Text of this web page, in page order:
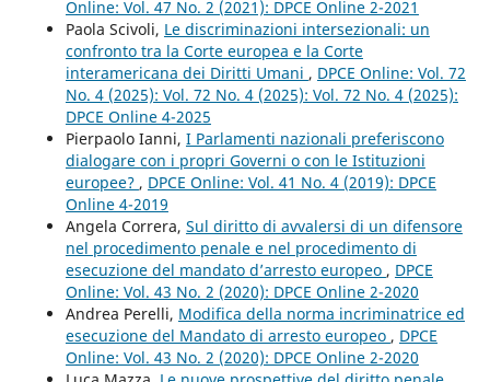
Online: Vol. 47 No. 2 (2021): DPCE Online 2-2021
Paola Scivoli, Le discriminazioni intersezionali: un
confronto tra la Corte europea e la Corte
interamericana dei Diritti Umani , DPCE Online: Vol. 72
No. 4 (2025): Vol. 72 No. 4 (2025): Vol. 72 No. 4 (2025):
DPCE Online 4-2025
Pierpaolo Ianni, I Parlamenti nazionali preferiscono
dialogare con i propri Governi o con le Istituzioni
europee? , DPCE Online: Vol. 41 No. 4 (2019): DPCE
Online 4-2019
Angela Correra, Sul diritto di avvalersi di un difensore
nel procedimento penale e nel procedimento di
esecuzione del mandato d’arresto europeo , DPCE
Online: Vol. 43 No. 2 (2020): DPCE Online 2-2020
Andrea Perelli, Modifica della norma incriminatrice ed
esecuzione del Mandato di arresto europeo , DPCE
Online: Vol. 43 No. 2 (2020): DPCE Online 2-2020